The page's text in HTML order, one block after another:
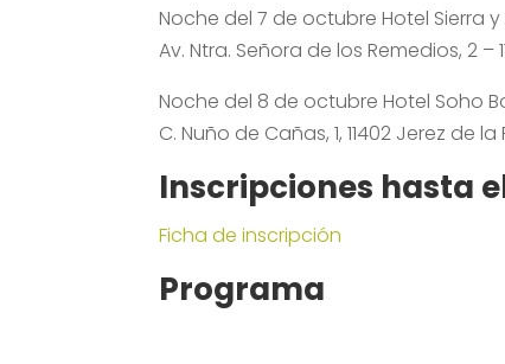
Noche del 7 de octubre Hotel Sierra y
Av. Ntra. Señora de los Remedios, 2 –
Noche del 8 de octubre Hotel Soho
C. Nuño de Cañas, 1, 11402 Jerez de
Inscripciones hasta
Ficha de inscripción
Programa